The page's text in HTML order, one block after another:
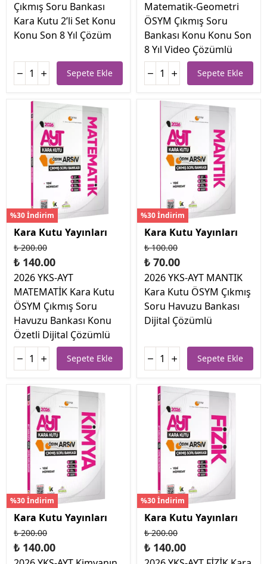
Çıkmış Soru Bankası
Kara Kutu 2’li Set Konu
Konu Son 8 Yıl Çözüm
Sepete Ekle
Matematik-Geometri
ÖSYM Çıkmış Soru
Bankası Konu Konu Son
8 Yıl Video Çözümlü
Sepete Ekle
%30 İndirim
Kara Kutu Yayınları
₺ 200.00
₺ 140.00
2026 YKS-AYT
MATEMATİK Kara Kutu
ÖSYM Çıkmış Soru
Havuzu Bankası Konu
Özetli Dijital Çözümlü
Sepete Ekle
%30 İndirim
Kara Kutu Yayınları
₺ 100.00
₺ 70.00
2026 YKS-AYT MANTIK
Kara Kutu ÖSYM Çıkmış
Soru Havuzu Bankası
Dijital Çözümlü
Sepete Ekle
%30 İndirim
Kara Kutu Yayınları
₺ 200.00
₺ 140.00
%30 İndirim
Kara Kutu Yayınları
₺ 200.00
₺ 140.00